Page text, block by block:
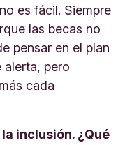
es fácil. Siempre
las becas no
pensar en el plan
alerta, pero
cada
inclusión. ¿Qué